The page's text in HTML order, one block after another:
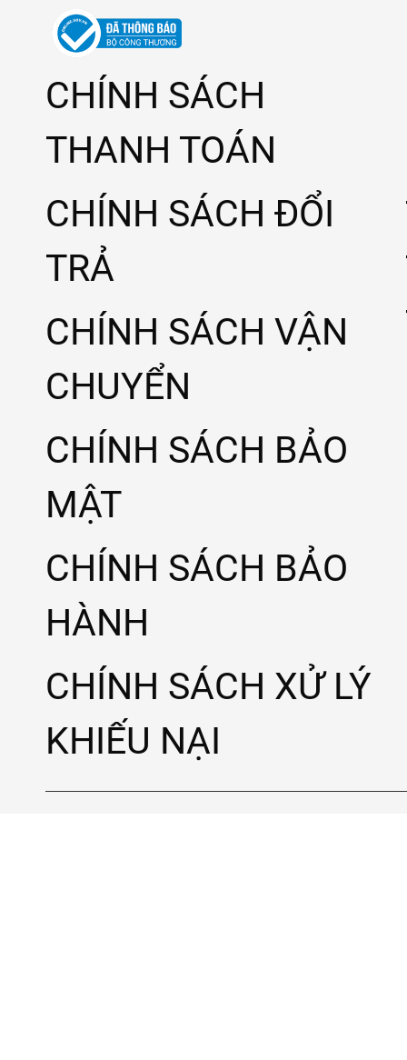
CHÍNH SÁCH
THANH TOÁN
CHÍNH SÁCH ĐỔI
TRẢ
CHÍNH SÁCH VẬN
CHUYỂN
CHÍNH SÁCH BẢO
MẬT
CHÍNH SÁCH BẢO
HÀNH
CHÍNH SÁCH XỬ LÝ
KHIẾU NẠI